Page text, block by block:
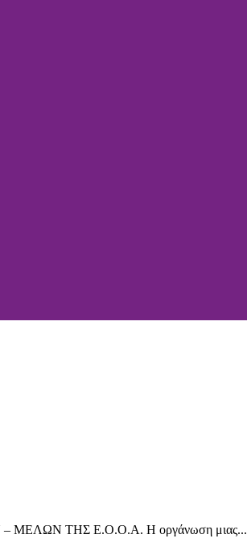
ΤΗΣ Ε.Ο.Ο.Α. Η οργάνωση μιας...